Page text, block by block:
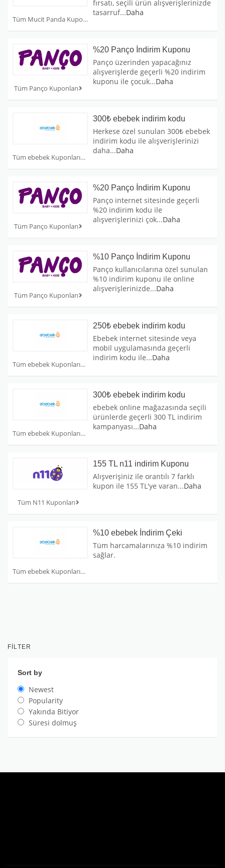
Tüm Mucit Panda Kuponları
fırsatı, seçili ürün alışverişlerinizde
tasarruf...Daha
Tüm Panço Kuponları
%20 Panço İndirim Kuponu
Panço üzerinden yapacağınız
alışverişlerde geçerli %20 indirim
kuponu ile çocuk...Daha
Tüm ebebek Kuponları
300₺ ebebek indirim kodu
Herkese özel sunulan 300₺ ebebek
indirim kodu ile alışverişlerinizi
daha...Daha
Tüm Panço Kuponları
%20 Panço İndirim Kuponu
Panço internet sitesinde geçerli
%20 indirim kodu ile
alışverişlerinizi çok...Daha
Tüm Panço Kuponları
%10 Panço İndirim Kuponu
Panço kullanıcılarına özel sunulan
%10 indirim kuponu ile online
alışverişlerinizde...Daha
Tüm ebebek Kuponları
250₺ ebebek indirim kodu
Ebebek internet sitesinde veya
mobil uygulamasında geçerli
indirim kodu ile...Daha
Tüm ebebek Kuponları
300₺ ebebek indirim kodu
ebebek online mağazasında seçili
ürünlerde geçerli 300 TL indirim
kampanyası...Daha
Tüm N11 Kuponları
155 TL n11 indirim Kuponu
Alışverişiniz ile orantılı 7 farklı
kupon ile 155 TL'ye varan...Daha
Tüm ebebek Kuponları
%10 ebebek İndirim Çeki
Tüm harcamalarınıza %10 indirim
sağlar.
FILTER
Sort by
Newest
Popularity
Yakında Bitiyor
Süresi dolmuş